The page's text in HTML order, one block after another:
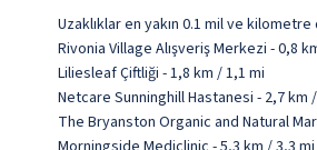
Uzaklıklar en yakın 0.1 mil ve
Rivonia Village Alışveriş Merkezi - 0,8
Liliesleaf Çiftliği - 1,8 km / 1,1 mi
Netcare Sunninghill Hastanesi - 2,7 km
The Bryanston Organic and Natural